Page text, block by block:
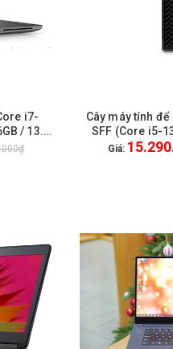
i7-
/ 13.3
HD /
Cây máy tính
SFF (Core i5-
512GB / Win11
Giá: